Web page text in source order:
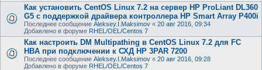
Как установить CentOS Linux 7.2 на сервер HP ProLiant DL360
G5 с поддержкой драйвера контроллера HP Smart Array P400i
Последнее сообщение Aleksey.I.Maksimov « 20 авг 2016, 09:34
Добавлено в форуме RHEL/OEL/Centos 7
Как настроить DM Multipathing в CentOS Linux 7.2 для FC
HBA при подключении к СХД HP 3PAR 7200
Последнее сообщение Aleksey.I.Maksimov « 20 авг 2016, 09:28
Добавлено в форуме RHEL/OEL/Centos 7